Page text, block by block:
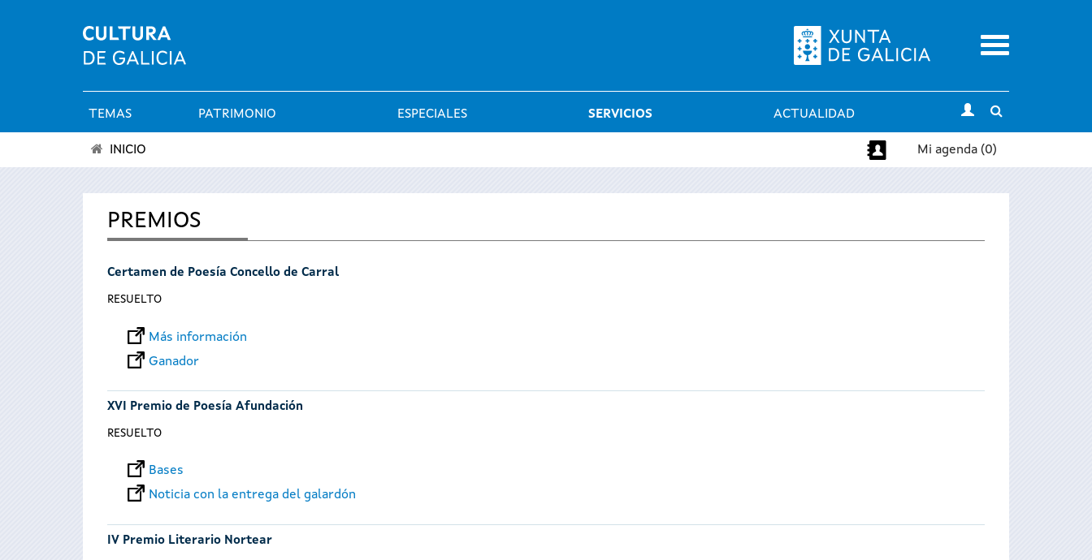
Menu
Menú
principal
TEMAS PATRIMONIO ESPECIALES SERVICIOS ACTUALIDAD
search
encuentra
aquí
INICIO Mi agenda (0)
PREMIOS
Certamen de Poesía Concello de Carral
RESUELTO
Más información
Ganador
XVI Premio de Poesía Afundación
RESUELTO
Bases
Noticia con la entrega del galardón
IV Premio Literario Nortear